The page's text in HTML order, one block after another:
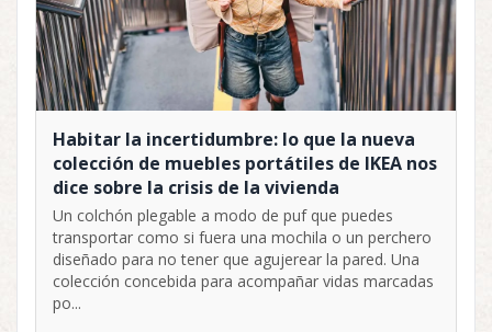
Habitar la incertidumbre: lo que la nueva
colección de muebles portátiles de IKEA nos
dice sobre la crisis de la vivienda
Un colchón plegable a modo de puf que puedes
transportar como si fuera una mochila o un perchero
diseñado para no tener que agujerear la pared. Una
colección concebida para acompañar vidas marcadas
po...